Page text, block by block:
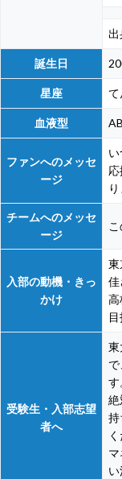
出
誕生日
星座 て
血液型
ファンへのメッセ
ージ
り
チームへのメッセ
ージ
入部の動機・きっ
かけ
東
佳
高
受験生・入部志望
者へ
東
す
絶
持